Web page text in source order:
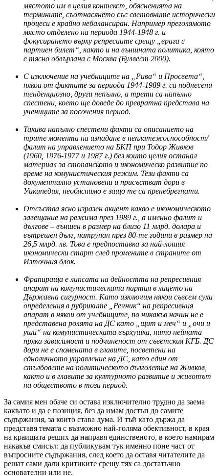
мястото им в целия контекст, обясненията на
термините, съотнасянето със световните исторически
процеси е крайно небалансиран. Например преголямото
място отделено на периода 1944-1948 г. и
фокусирането върху репресиите срещу „врага с
партиен билет“, както и на външната политика, която
е тясно обвързана с Москва (Булвест 2000).
С изключение на учебниците на „Рива“ и Просвета“,
някои от фактите за периода 1944-1989 г. са поднесени
тенденциозно, други непълно, а трети са напълно
спестени, което ще доведе до превратна представа на
учениците за посочения период.
Такива напълно спестени факти са описанието на
трите момента на изпадане в неплатежоспособност/
фалит на управлението на БКП при Тодор Живков
(1960, 1976-1977 и 1987 г.) без които целия останал
материал за стопанското и икономическо развитие по
време на комунистическия режим. Тези факти са
документално установени и присъстват дори в
Уикипедия, необяснимо е защо те са пренебрегнати.
Отсъства ясно изразен акцент какво е икономическото
завещание на режима през 1989 г., а именно фалит и
дългове – външен в размер на близо 11 млрд. долара и
вътрешен дълг, натрупан през 80-те години в размер на
26,5 млрд. лв. Това е предпоставка за най-лошия
икономически старт след промените в страните от
Източния блок.
Фрапираща е липсата на дейността на репресивния
апарат на комунистическата партия в лицето на
Държавна сигурност. Като изключим някои съвсем сухи
определения в рубриките „Речник“ на репресивния
апарат в някои от учебниците, по никакъв начин не е
представена ролята на ДС като „щит и меч“ и „очи и
уши“ на комунистическата върхушка, нито нейната
пряка зависимост и подчиненост от съветския КГБ. ДС
дори не е спомената в главите, посветени на
едноличното управление на ДС, като един от
стълбовете на политическото дълголетие на Живков,
както и в главите за културното развитие и животът
на обществото в този период.
За самия мен обаче си остава изключително трудно да заема
каквато и да е позиция, без да имам достъп до самите
съдържания, за които става дума. И тъй като държа да
представя темата с възможно най-голяма обективност, в края
на краищата реших да направя единственото, в което намирам
някакъв смисъл: да публикувам тук именно поне част от
въпросните съдържания, след което да оставя читателите да
решат сами дали критиките срещу тях са достатъчно
основателни или не.